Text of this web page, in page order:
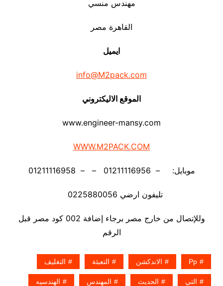
مهندس منسي
القاهرة مصر
ايميل
info@M2pack.com
الموقع الاليكتروني
www.engineer-mansy.com
WWW.M2PACK.COM
موبايل: – 01211116956 – – 01211116958
تليفون ارضي 0225880056
وللإتصال من خارج مصر برجاء إضافة 002 كود مصر قبل
الرقم
Pp الاندكشن التعبئة التغليف
التي الحديث المهندس الهندسيه